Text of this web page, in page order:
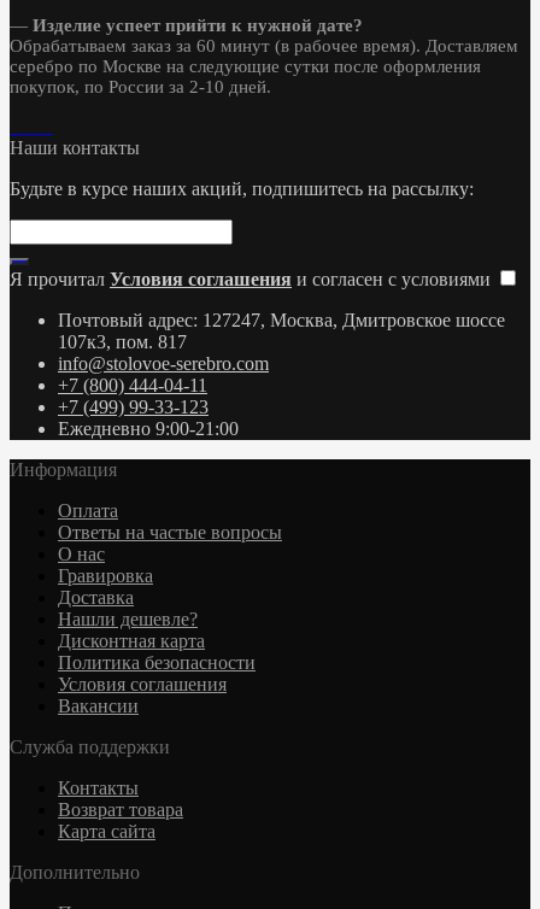
— Изделие успеет прийти к нужной дате?
Обрабатываем заказ за 60 минут (в рабочее время). Доставляем
серебро по Москве на следующие сутки после оформления
покупок, по России за 2-10 дней.
Наши контакты
Будьте в курсе наших акций, подпишитесь на рассылку:
Я прочитал Условия соглашения и согласен с условиями
Почтовый адрес: 127247, Москва, Дмитровское шоссе
107к3, пом. 817
info@stolovoe-serebro.com
+7 (800) 444-04-11
+7 (499) 99-33-123
Ежедневно 9:00-21:00
Информация
Оплата
Ответы на частые вопросы
О нас
Гравировка
Доставка
Нашли дешевле?
Дисконтная карта
Политика безопасности
Условия соглашения
Вакансии
Служба поддержки
Контакты
Возврат товара
Карта сайта
Дополнительно